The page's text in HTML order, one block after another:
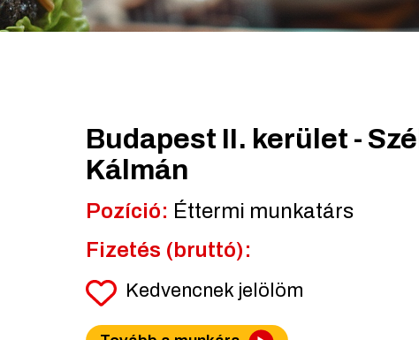
Budapest II. kerület - Széll
Kálmán
Pozíció: Éttermi munkatárs
Fizetés (bruttó):
Kedvencnek jelölöm